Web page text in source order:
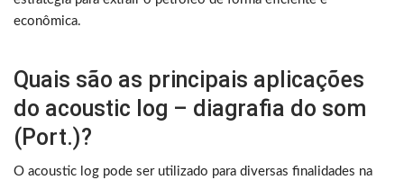
econômica.
Quais são as principais aplicações
do acoustic log – diagrafia do som
(Port.)?
O acoustic log pode ser utilizado para diversas finalidades na